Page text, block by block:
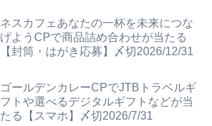
ネスカフェあなたの一杯を未来につな
げようCPで商品詰め合わせが当たる
【封筒・はがき応募】〆切2026/12/31
ゴールデンカレーCPでJTBトラベルギ
フトや選べるデジタルギフトなどが当
たる【スマホ】〆切2026/7/31